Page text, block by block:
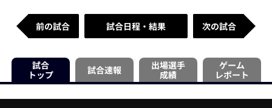
前の試合 試合日程・結果 次の試合
試合
トップ
試合速報
出場選手
成績
ゲーム
レポート